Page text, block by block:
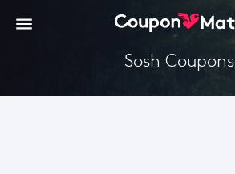
Sosh Coupons